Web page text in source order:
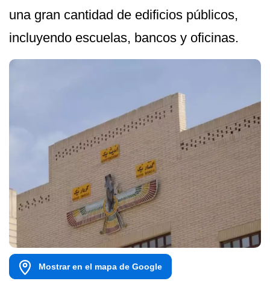
una gran cantidad de edificios públicos,
incluyendo escuelas, bancos y oficinas.
Mostrar en el mapa de Google